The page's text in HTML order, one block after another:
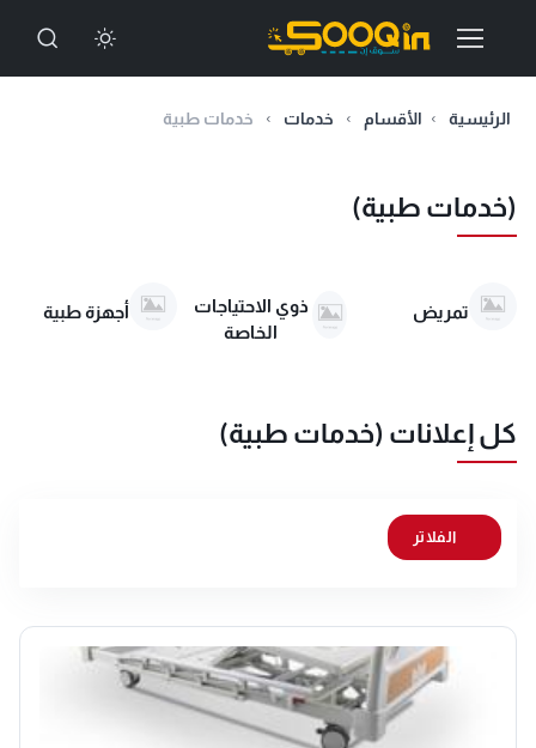
الرئيسية الأقسام خدمات خدمات طبية
(خدمات طبية)
تمريض
ذوي الاحتياجات
الخاصة
أجهزة طبية
كل إعلانات (خدمات طبية)
الفلاتر